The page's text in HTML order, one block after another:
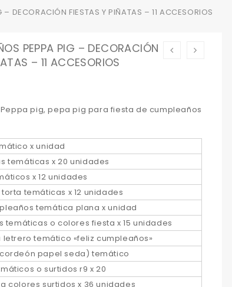
– DECORACIÓN FIESTAS Y PIÑATAS – 11 ACCESORIOS
PEPPA PIG – DECORACIÓN
– 11 ACCESORIOS
Peppa pig, pepa pig para fiesta de cumpleaños
x unidad
temáticas x 20 unidades
x 12 unidades
temáticas x 12 unidades
temática plana x unidad
temáticas o colores fiesta x 15 unidades
letrero temático «feliz cumpleaños»
papel seda) temático
o surtidos r9 x 20
colores surtidos x 36 unidades